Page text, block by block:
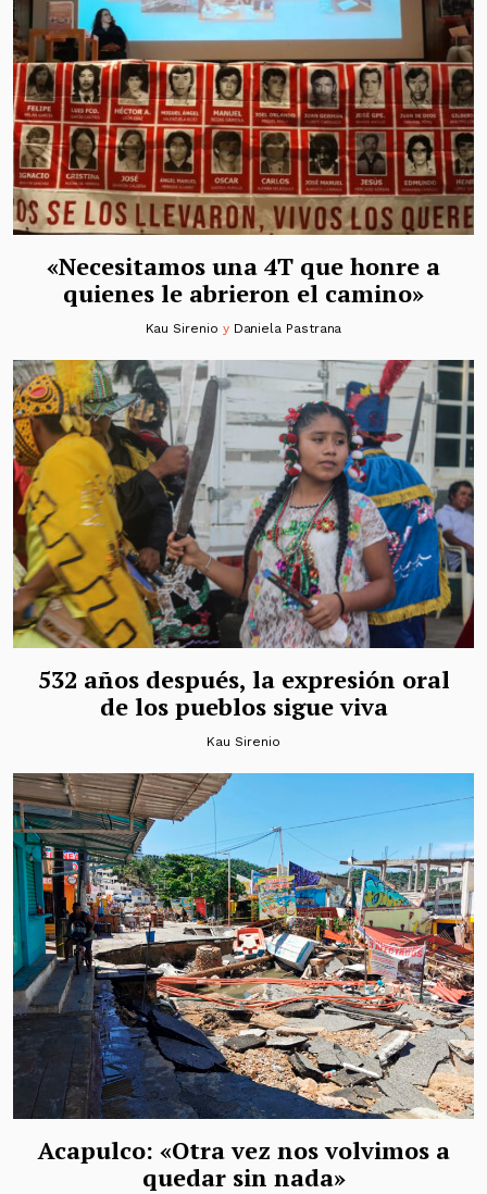
«Necesitamos una 4T que honre a
quienes le abrieron el camino»
Kau Sirenio y Daniela Pastrana
532 años después, la expresión oral
de los pueblos sigue viva
Kau Sirenio
Acapulco: «Otra vez nos volvimos a
quedar sin nada»